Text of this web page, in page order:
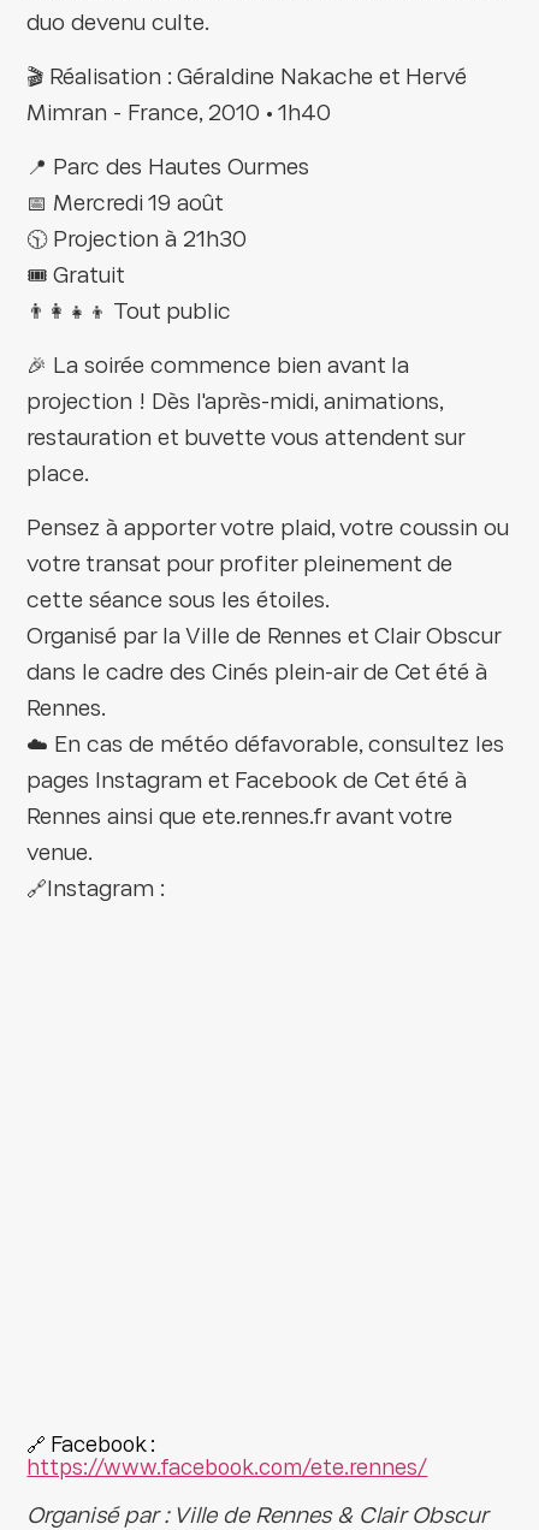
duo devenu culte.
🎬 Réalisation : Géraldine Nakache et Hervé
Mimran - France, 2010 • 1h40
📍 Parc des Hautes Ourmes
📅 Mercredi 19 août
🕥 Projection à 21h30
🎟️ Gratuit
👨‍👩‍👧‍👦 Tout public
🎉 La soirée commence bien avant la
projection ! Dès l'après-midi, animations,
restauration et buvette vous attendent sur
place.
Pensez à apporter votre plaid, votre coussin ou
votre transat pour profiter pleinement de
cette séance sous les étoiles.
Organisé par la Ville de Rennes et Clair Obscur
dans le cadre des Cinés plein-air de Cet été à
Rennes.
☁️ En cas de météo défavorable, consultez les
pages Instagram et Facebook de Cet été à
Rennes ainsi que ete.rennes.fr avant votre
venue.
🔗Instagram :
🔗 Facebook :
https://www.facebook.com/ete.rennes/
Organisé par : Ville de Rennes & Clair Obscur